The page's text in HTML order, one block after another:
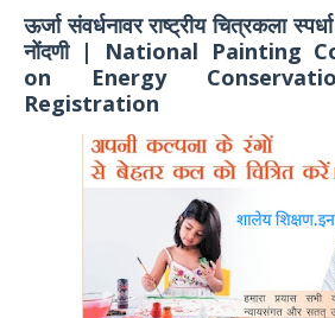
ऊर्जा संवर्धनावर राष्ट्रीय चित्रकला
नोंदणी | National Painting
on Energy
Registration